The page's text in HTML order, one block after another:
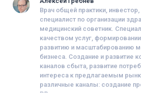
Врач общей практики,
специалист по организации
медицинский советник.
качеством услуг,
развитию и масштабированию
бизнеса. Создание и развитие
каналов сбыта, развитие
интереса к предлагаемым
различные каналы: создание
PR-компании, поиск